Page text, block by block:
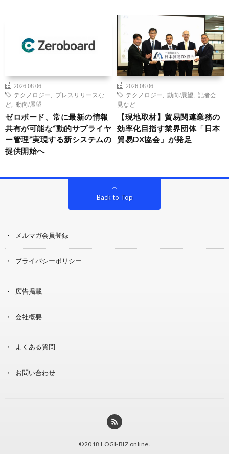
2026.08.06
テクノロジー
プレスリリースな
ど
動向/展望
ゼロボード、常に最新の情報
共有が可能な“動的サプライヤ
ー管理”実現する新システムの
提供開始へ
2026.08.06
テクノロジー
動向/展望
記者会
見など
【現地取材】貿易関連業務の
効率化目指す業界団体「日本
貿易DX協会」が発足
Back to Top
メルマガ会員登録
プライバシーポリシー
広告掲載
会社概要
よくある質問
お問い合わせ
©2018 LOGI-BIZ online